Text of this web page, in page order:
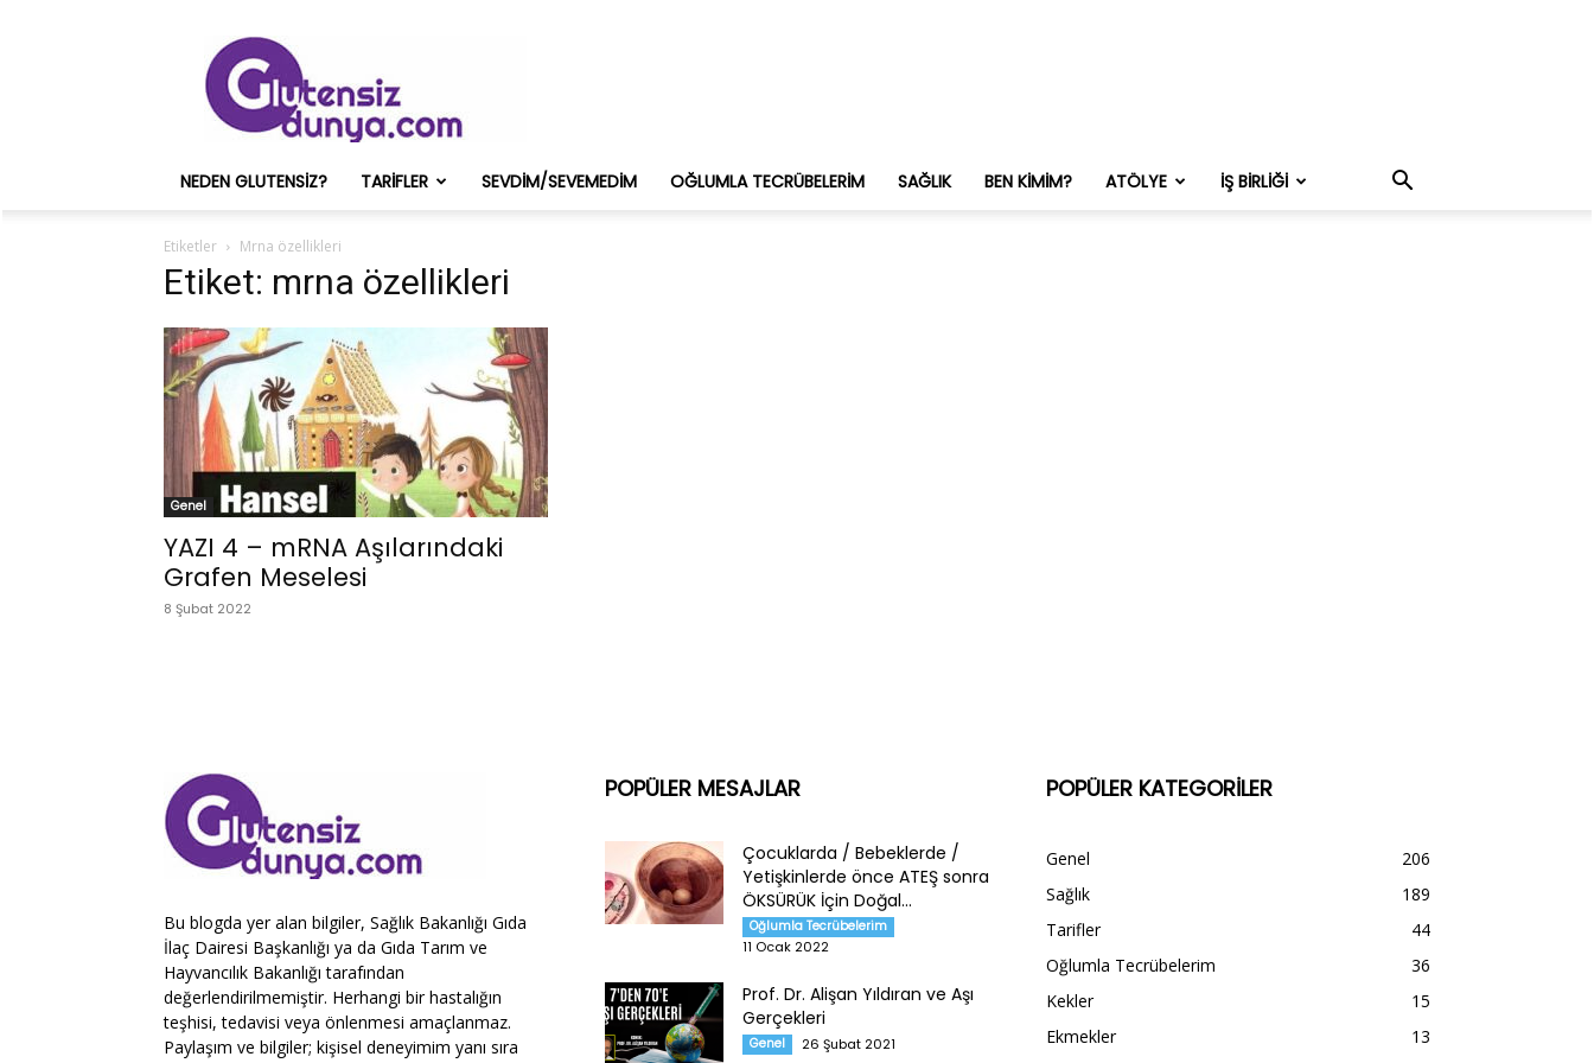
ve
Onun
Sağlık
Deneyimleri
NEDEN GLUTENSIZ? TARIFLER SEVDIM/SEVEMEDIM OĞLUMLA TECRÜBELERIM SAĞLIK BEN KIMIM? ATÖLYE İŞ BIRLIĞI
Etiketler Mrna özellikleri
Etiket: mrna özellikleri
Genel
YAZI 4 – mRNA Aşılarındaki
Grafen Meselesi
8 Şubat 2022
Bu blogda yer alan bilgiler, Sağlık Bakanlığı Gıda
İlaç Dairesi Başkanlığı ya da Gıda Tarım ve
Hayvancılık Bakanlığı tarafından
değerlendirilmemiştir. Herhangi bir hastalığın
teşhisi, tedavisi veya önlenmesi amaçlanmaz.
Paylaşım ve bilgiler; kişisel deneyimim yanı sıra
POPÜLER MESAJLAR
Çocuklarda / Bebeklerde /
Yetişkinlerde önce ATEŞ sonra
ÖKSÜRÜK İçin Doğal...
Oğlumla Tecrübelerim
11 Ocak 2022
Prof. Dr. Alişan Yıldıran ve Aşı
Gerçekleri
Genel 26 Şubat 2021
POPÜLER KATEGORİLER
Genel
206
Sağlık
189
Tarifler
44
Oğlumla Tecrübelerim
36
Kekler
15
Ekmekler
13